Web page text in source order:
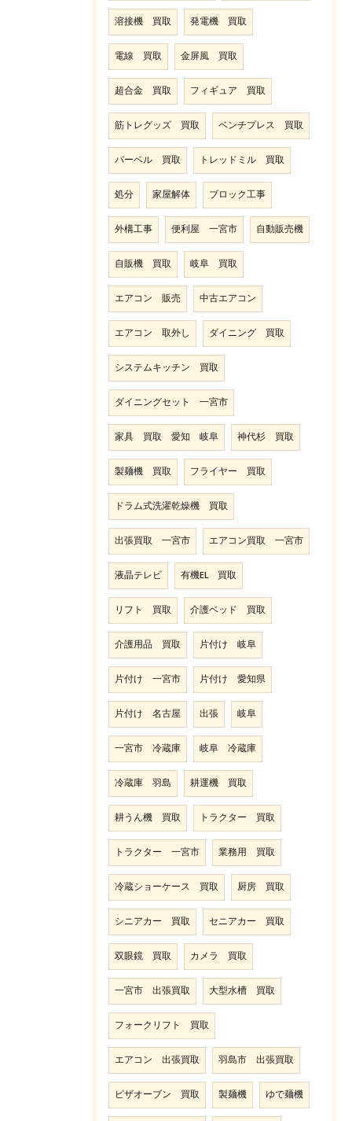
溶接機 買取 発電機 買取
電線 買取 金屏風 買取
超合金 買取 フィギュア 買取
筋トレグッズ 買取 ベンチプレス 買取
バーベル 買取 トレッドミル 買取
処分 家屋解体 ブロック工事
外構工事 便利屋 一宮市 自動販売機
自販機 買取 岐阜 買取
エアコン 販売 中古エアコン
エアコン 取外し ダイニング 買取
システムキッチン 買取
ダイニングセット 一宮市
家具 買取 愛知 岐阜 神代杉 買取
製麺機 買取 フライヤー 買取
ドラム式洗濯乾燥機 買取
出張買取 一宮市 エアコン買取 一宮市
液晶テレビ 有機EL 買取
リフト 買取 介護ベッド 買取
介護用品 買取 片付け 岐阜
片付け 一宮市 片付け 愛知県
片付け 名古屋 出張 岐阜
一宮市 冷蔵庫 岐阜 冷蔵庫
冷蔵庫 羽島 耕運機 買取
耕うん機 買取 トラクター 買取
トラクター 一宮市 業務用 買取
冷蔵ショーケース 買取 厨房 買取
シニアカー 買取 セニアカー 買取
双眼鏡 買取 カメラ 買取
一宮市 出張買取 大型水槽 買取
フォークリフト 買取
エアコン 出張買取 羽島市 出張買取
ピザオーブン 買取 製麺機 ゆで麺機